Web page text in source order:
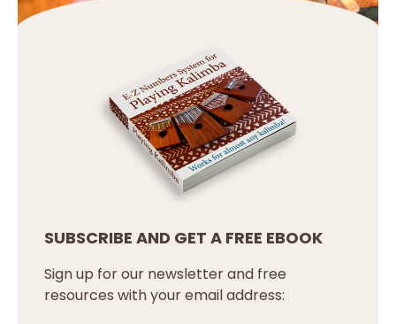
SUBSCRIBE AND GET A FREE EBOOK
Sign up for our newsletter and free
resources with your email address: